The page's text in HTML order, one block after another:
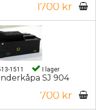
1700 kr
1511 I lager
SJ 904
700 kr